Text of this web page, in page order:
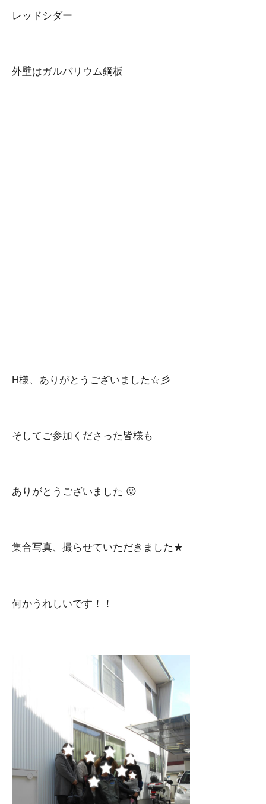
レッドシダー
外壁はガルバリウム鋼板
H様、ありがとうございました☆彡
そしてご参加くださった皆様も
ありがとうございました 😛
集合写真、撮らせていただきました★
何かうれしいです！！